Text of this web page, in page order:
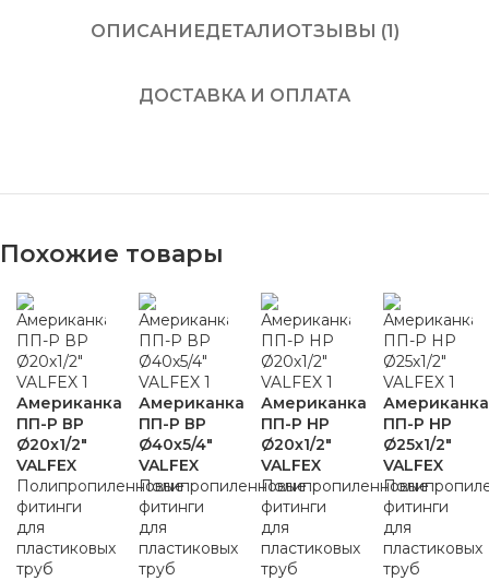
ОПИСАНИЕДЕТАЛИОТЗЫВЫ (1)
ДОСТАВКА И ОПЛАТА
Похожие товары
Американка
ПП-Р ВР
Ø20х1/2″
VALFEX
Полипропиленновые
фитинги
для
пластиковых
труб
Американка
ПП-Р ВР
Ø40х5/4″
VALFEX
Полипропиленновые
фитинги
для
пластиковых
труб
Американка
ПП-Р НР
Ø20х1/2″
VALFEX
Полипропиленновые
фитинги
для
пластиковых
труб
Американка
ПП-Р НР
Ø25х1/2″
VALFEX
фитинги
для
пластиковых
труб